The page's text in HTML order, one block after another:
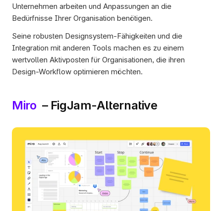
Unternehmen arbeiten und Anpassungen an die
Bedürfnisse Ihrer Organisation benötigen.
Seine robusten Designsystem-Fähigkeiten und die
Integration mit anderen Tools machen es zu einem
wertvollen Aktivposten für Organisationen, die ihren
Design-Workflow optimieren möchten.
Miro – FigJam-Alternative